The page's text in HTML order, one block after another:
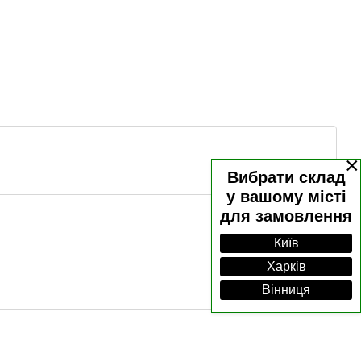
×
Вибрати склад
у вашому місті
для замовлення
Київ
Харків
Вінниця